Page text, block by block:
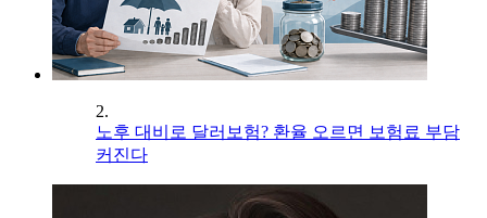
2.
노후 대비로 달러보험? 환율 오르면 보험료 부담
커진다